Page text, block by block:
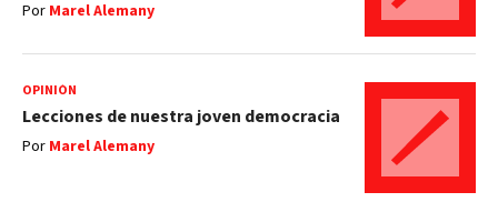
Por Marel Alemany
OPINIÓN
Lecciones de nuestra joven democracia
Por Marel Alemany